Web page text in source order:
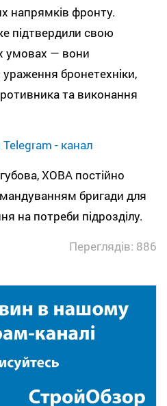
напрямків фронту.
підтвердили свою
умовах — вони
бронетехніки,
та виконання
- канал
ХОВА постійно
бригади для
на потреби підрозділу.
Переглядів: 886